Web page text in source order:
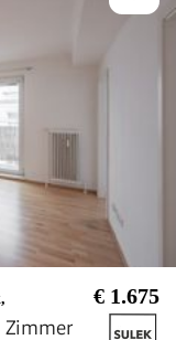
€ 1.675
Zimmer